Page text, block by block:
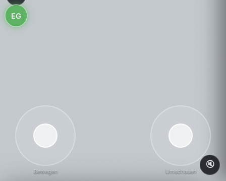
Bewegen Umschauen
EG
🔇